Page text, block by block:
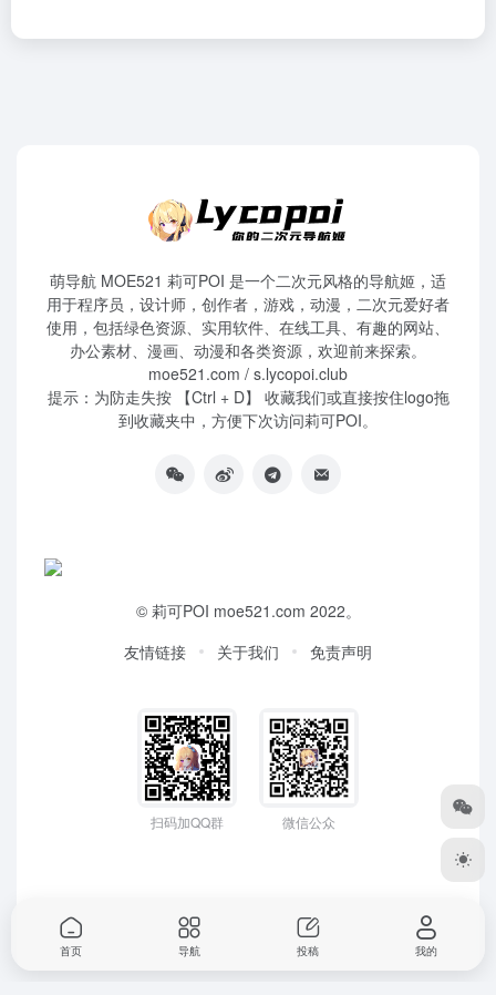
萌导航 MOE521 莉可POI 是一个二次元风格的导航姬，适
用于程序员，设计师，创作者，游戏，动漫，二次元爱好者
使用，包括绿色资源、实用软件、在线工具、有趣的网站、
办公素材、漫画、动漫和各类资源，欢迎前来探索。
moe521.com / s.lycopoi.club
提示：为防走失按 【Ctrl + D】 收藏我们或直接按住logo拖
到收藏夹中，方便下次访问莉可POI。
© 莉可POI moe521.com 2022。
友情链接
关于我们 免责声明
扫码加QQ群 微信公众
首页 导航 投稿 我的